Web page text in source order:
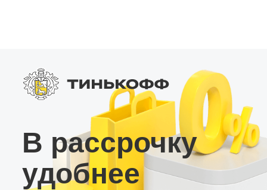
Bluetooth 5.0 и слот для SIM-карты 4G.
Выбирайте магнитолы MT для максимального
комфорта и функциональности вашего
автомобиля!
В рассрочку
удобнее